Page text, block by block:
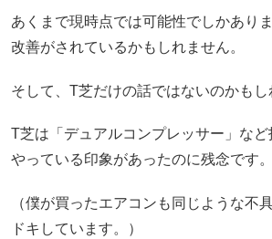
あくまで現時点では可能性でしかあり
改善がされているかもしれません。
そして、T芝だけの話ではないのかもし
T芝は「デュアルコンプレッサー」な
やっている印象があったのに残念です。
（僕が買ったエアコンも同じような不
ドキしています。）